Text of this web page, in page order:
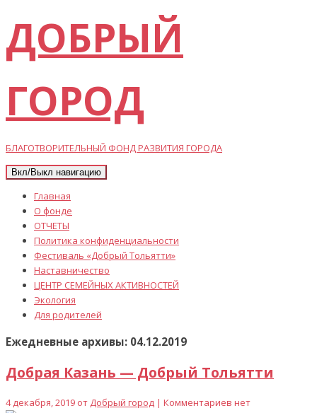
ДОБРЫЙ
ГОРОД
БЛАГОТВОРИТЕЛЬНЫЙ ФОНД РАЗВИТИЯ ГОРОДА
Вкл/Выкл навигацию
Главная
О фонде
ОТЧЕТЫ
Политика конфиденциальности
Фестиваль «Добрый Тольятти»
Наставничество
ЦЕНТР СЕМЕЙНЫХ АКТИВНОСТЕЙ
Экология
Для родителей
Ежедневные архивы: 04.12.2019
Добрая Казань — Добрый Тольятти
4 декабря, 2019 от Добрый город | Комментариев нет